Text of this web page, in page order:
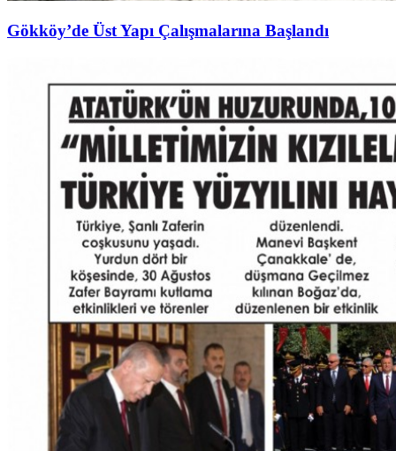
Gökköy’de Üst Yapı Çalışmalarına Başlandı